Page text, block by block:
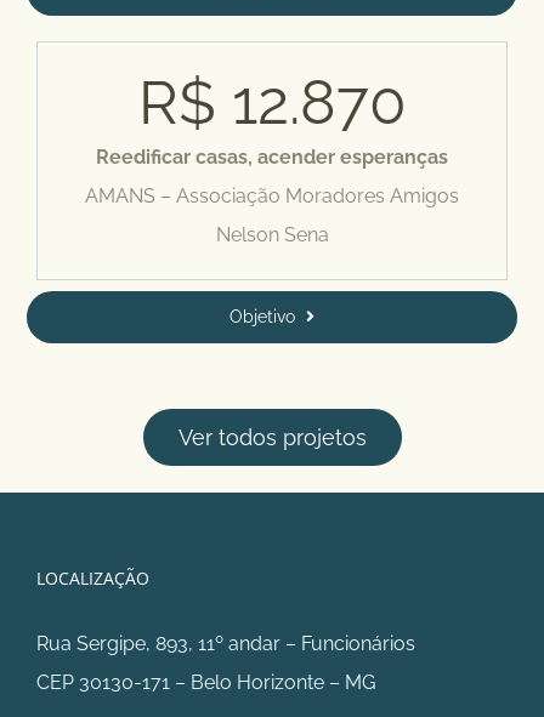
R$ 12.870
Reedificar casas, acender esperanças
AMANS – Associação Moradores Amigos
Nelson Sena
Objetivo
Ver todos projetos
LOCALIZAÇÃO
Rua Sergipe, 893, 11º andar – Funcionários
CEP 30130-171 – Belo Horizonte – MG